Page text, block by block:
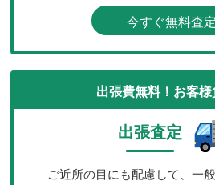
今すぐ無料査定
出張費無料！お客様
出張査定
ご近所の目にも配慮して、一